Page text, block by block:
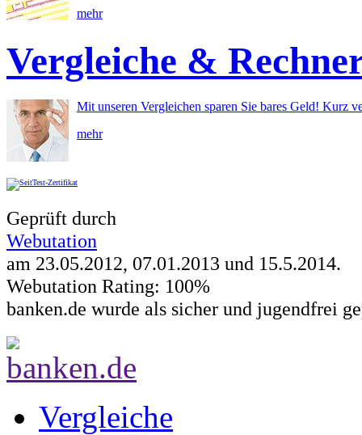
mehr
Vergleiche &
Mit unseren Vergleichen sparen Sie bares Geld! Kurz
mehr
Geprüft durch
Webutation
am 23.05.2012, 07.01.2013 und 15.5.2014.
Webutation Rating: 100%
banken.de wurde als sicher und jugendfrei
Vergleiche